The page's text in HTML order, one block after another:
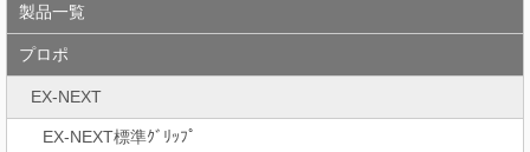
製品一覧
プロポ
EX-NEXT
EX-NEXT標準ｸﾞﾘｯﾌﾟ